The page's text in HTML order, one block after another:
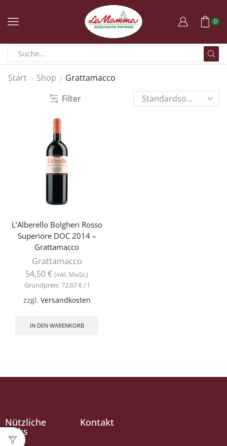
0
Start Shop
Grattamacco
Filter
L’Alberello Bolgheri Rosso
Superiore DOC 2014 –
Grattamacco
Grattamacco
54,50€ (inkl. MwSt.)
Grundpreis:72,67€/ l
zzgl. Versandkosten
IN DEN WARENKORB
Kontakt
Nützliche
Links